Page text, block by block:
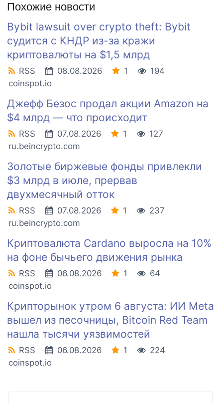
Похожие новости
Bybit lawsuit over crypto theft: Bybit
судится с КНДР из-за кражи
криптовалюты на $1,5 млрд
RSS 08.08.2026 1
194
coinspot.io
Джефф Безос продал акции Amazon на
$4 млрд — что происходит
RSS 07.08.2026 1
127
ru.beincrypto.com
Золотые биржевые фонды привлекли
$3 млрд в июле, прервав
двухмесячный отток
RSS 07.08.2026 1
237
ru.beincrypto.com
Криптовалюта Cardano выросла на 10%
на фоне бычьего движения рынка
RSS 06.08.2026 1
64
coinspot.io
Крипторынок утром 6 августа: ИИ Meta
вышел из песочницы, Bitcoin Red Team
нашла тысячи уязвимостей
RSS 06.08.2026 1
224
coinspot.io